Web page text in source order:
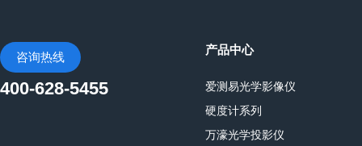
咨询热线
400-628-5455
产品中心
爱测易光学影像仪
硬度计系列
万濠光学投影仪